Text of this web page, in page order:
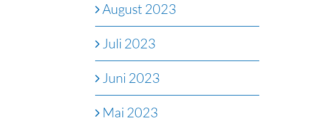
August 2023
Juli 2023
Juni 2023
Mai 2023